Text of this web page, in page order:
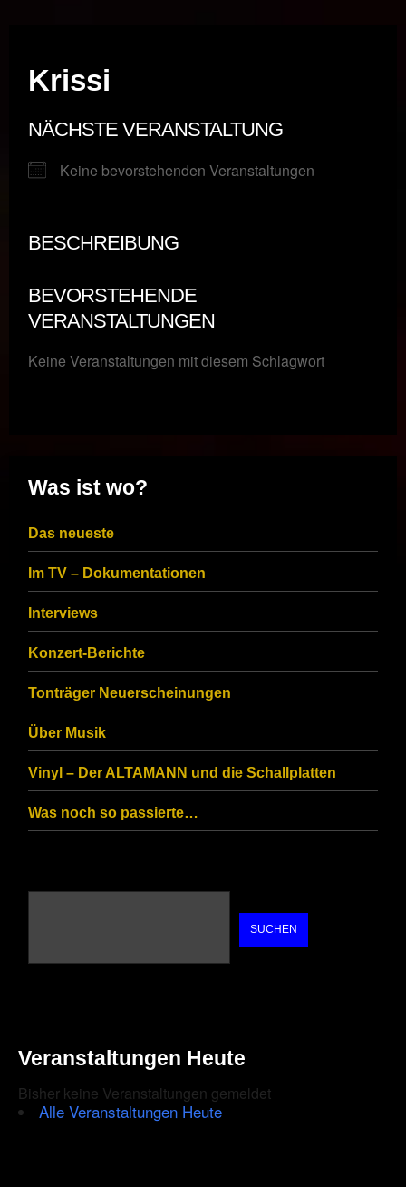
Krissi
NÄCHSTE VERANSTALTUNG
Keine bevorstehenden Veranstaltungen
BESCHREIBUNG
BEVORSTEHENDE
VERANSTALTUNGEN
Keine Veranstaltungen mit diesem Schlagwort
Was ist wo?
Das neueste
Im TV – Dokumentationen
Interviews
Konzert-Berichte
Tonträger Neuerscheinungen
Über Musik
Vinyl – Der ALTAMANN und die Schallplatten
Was noch so passierte…
SUCHEN
Veranstaltungen Heute
Bisher keine Veranstaltungen gemeldet
Alle Veranstaltungen Heute